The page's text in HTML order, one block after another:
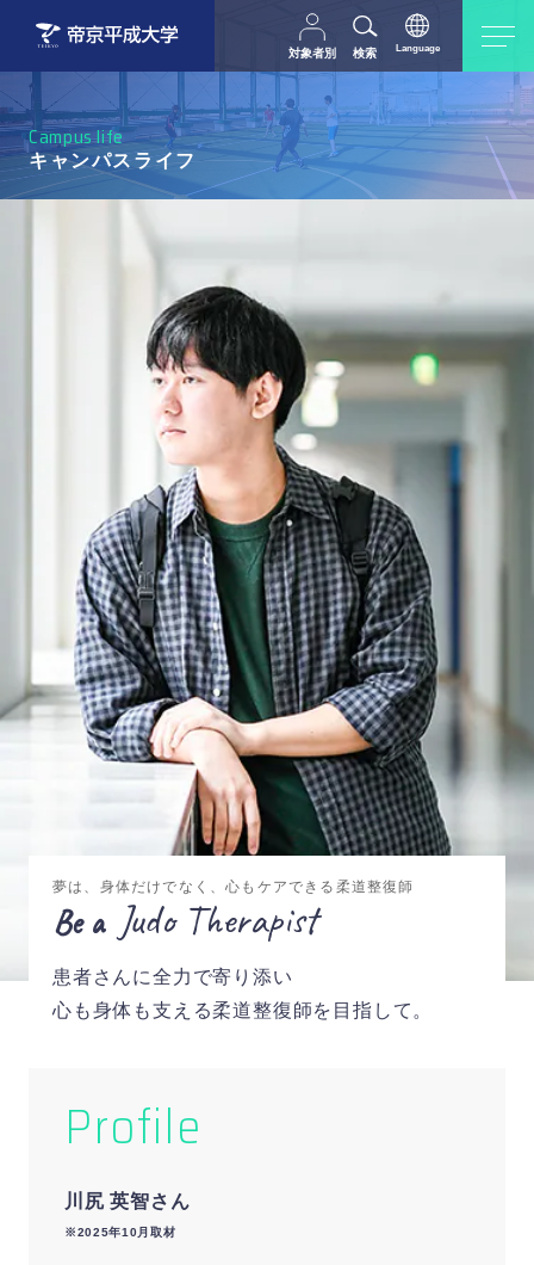
対象者別
受験生の方 在学生・教職員の方
父母等の方
検索 Language
日本語 English
Campus life
キャンパスライフ
夢は、身体だけでなく、心もケアできる柔道整復師
Be a Judo Therapist
患者さんに全力で寄り添い
心も身体も支える柔道整復師を目指して。
Profile
川尻 英智さん
※2025年10月取材